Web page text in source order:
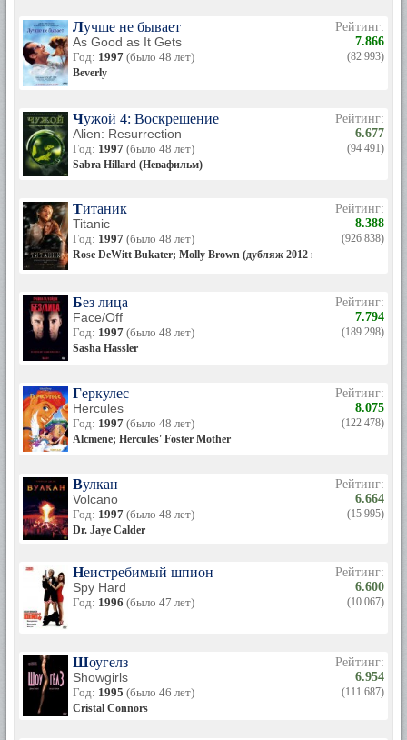
Лучше не бывает
As Good as It Gets
Год: 1997 (было 48 лет)
Beverly
Рейтинг:
7.866
(82 993)
Чужой 4: Воскрешение
Alien: Resurrection
Год: 1997 (было 48 лет)
Sabra Hillard (Невафильм)
Рейтинг:
6.677
(94 491)
Титаник
Titanic
Год: 1997 (было 48 лет)
Rose DeWitt Bukater; Molly Brown (дубляж 2012 года)
Рейтинг:
8.388
(926 838)
Без лица
Face/Off
Год: 1997 (было 48 лет)
Sasha Hassler
Рейтинг:
7.794
(189 298)
Геркулес
Hercules
Год: 1997 (было 48 лет)
Alcmene; Hercules' Foster Mother
Рейтинг:
8.075
(122 478)
Вулкан
Volcano
Год: 1997 (было 48 лет)
Dr. Jaye Calder
Рейтинг:
6.664
(15 995)
Неистребимый шпион
Spy Hard
Год: 1996 (было 47 лет)
Рейтинг:
6.600
(10 067)
Шоугелз
Showgirls
Год: 1995 (было 46 лет)
Cristal Connors
Рейтинг:
6.954
(111 687)